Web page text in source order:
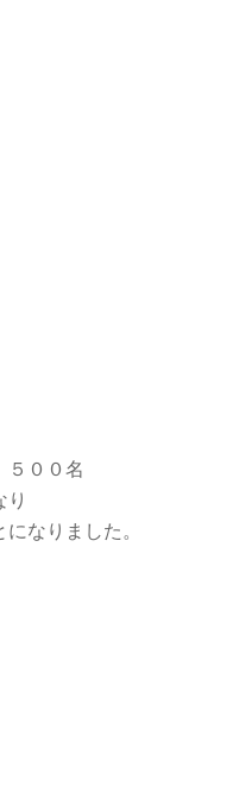
５００名
り
なりました。